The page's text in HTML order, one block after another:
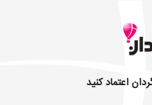
اعتماد کنید